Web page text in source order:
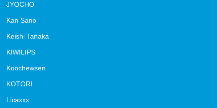
JYOCHO
Kan Sano
Keishi Tanaka
KIWILIPS
Koochewsen
KOTORI
Licaxxx